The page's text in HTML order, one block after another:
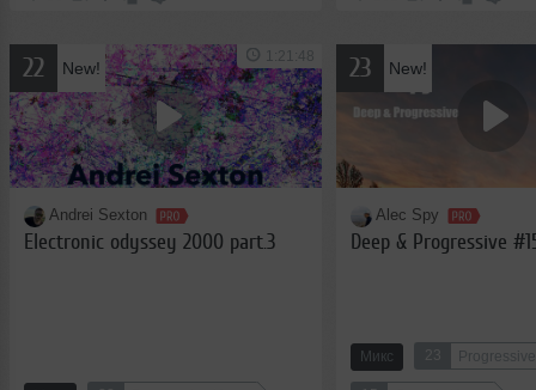
22 New!
Andrei Sexton
Electronic odyssey 2000 part.3
1:21:48 23 New!
Alec Spy
Deep & Progressive
Микс 23